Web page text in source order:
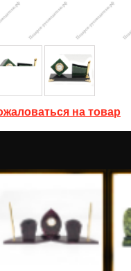
на товар